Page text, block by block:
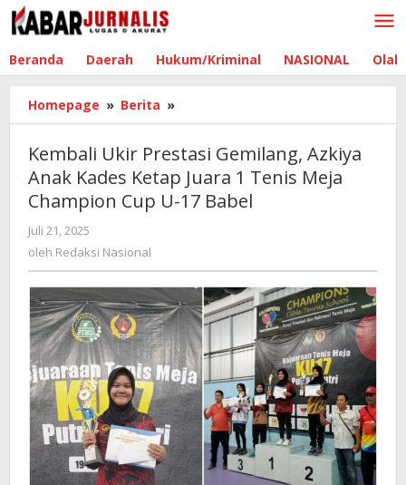
Lewati
ke
Beranda Daerah Hukum/Kriminal NASIONAL
Homepage » Berita »
Ukir
Gemilang,
Azkiya
Anak
1
Tenis
Meja
Champion
Cup
U-
17
Babel
Kembali Ukir Prestasi Gemilang, Azkiya
Anak Kades Ketap Juara 1 Tenis Meja
Champion Cup U-17 Babel
Juli 21, 2025
Redaksi
oleh Redaksi Nasional